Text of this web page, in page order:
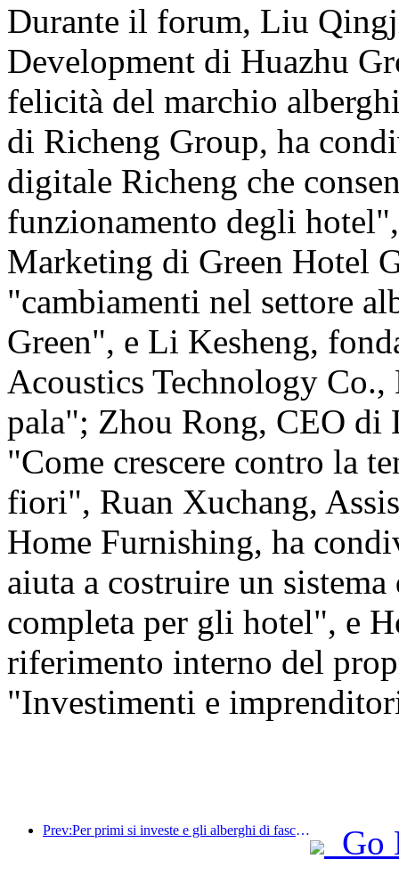
Durante il forum, Liu
Development di Huazhu
felicità del marchio
di Richeng Group, ha
digitale Richeng che
funzionamento degli
Marketing di Green Hotel
"cambiamenti nel settore
Green", e Li Kesheng,
Acoustics Technology
pala"; Zhou Rong, CEO di
"Come crescere contro la
fiori", Ruan Xuchang,
Home Furnishing, ha
aiuta a costruire un
completa per gli hotel", e
riferimento interno del
"Investimenti e
Prev:Per primi si investe e gli alberghi di fascia medio-alta hanno superato la fase di speculazione.
Go